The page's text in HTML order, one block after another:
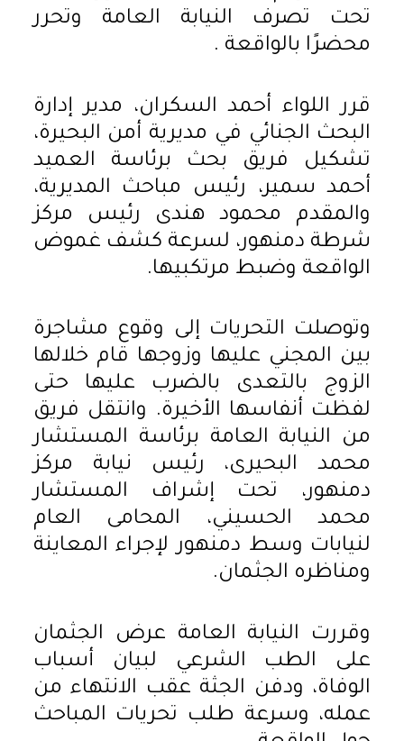
تحت تصرف النيابة العامة وتحرر
محضرًا بالواقعة .
قرر اللواء أحمد السكران، مدير إدارة
البحث الجنائي في مديرية أمن البحيرة،
تشكيل فريق بحث برئاسة العميد
أحمد سمير، رئيس مباحث المديرية،
والمقدم محمود هندى رئيس مركز
شرطة دمنهور، لسرعة كشف غموض
الواقعة وضبط مرتكبيها.
وتوصلت التحريات إلى وقوع مشاجرة
بين المجني عليها وزوجها قام خلالها
الزوج بالتعدى بالضرب عليها حتى
لفظت أنفاسها الأخيرة. وانتقل فريق
من النيابة العامة برئاسة المستشار
محمد البحيرى، رئيس نيابة مركز
دمنهور، تحت إشراف المستشار
محمد الحسيني، المحامى العام
لنيابات وسط دمنهور لإجراء المعاينة
ومناظره الجثمان.
وقررت النيابة العامة عرض الجثمان
على الطب الشرعي لبيان أسباب
الوفاة، ودفن الجثة عقب الانتهاء من
عمله، وسرعة طلب تحريات المباحث